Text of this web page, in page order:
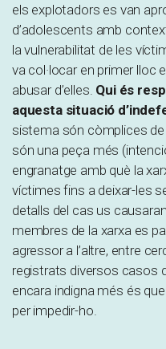
els explotadors es van
d’adolescents amb
la vulnerabilitat de les
va col·locar en primer lloc
abusar d’elles. Qui és
aquesta situació
sistema són còmplices de
són una peça més
engranatge amb què la
víctimes fins a deixar-les
detalls del cas us
membres de la xarxa es
agressor a l’altre, entre
registrats diversos casos
encara indigna més és
per impedir-ho.